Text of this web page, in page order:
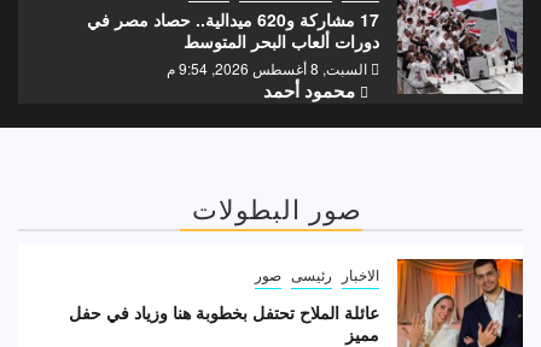
17 مشاركة و620 ميدالية.. حصاد مصر في
دورات ألعاب البحر المتوسط
السبت, 8 أغسطس 2026, 9:54 م
محمود أحمد
صور البطولات
الاخبار رئيسى صور
عائلة الملاح تحتفل بخطوبة هنا وزياد في حفل
مميز